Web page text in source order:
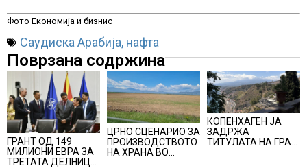
Фото Економија и бизнис
Саудиска Арабија, нафта
Поврзана содржина
ГРАНТ ОД 149
МИЛИОНИ ЕВРА ЗА
ТРЕТАТА ДЕЛНИЦА
ЦРНО СЦЕНАРИО ЗА
ПРОИЗВОДСТВОТО
НА ХРАНА ВО
КОПЕНХАГЕН ЈА
ЗАДРЖА
ТИТУЛАТА НА ГРАД